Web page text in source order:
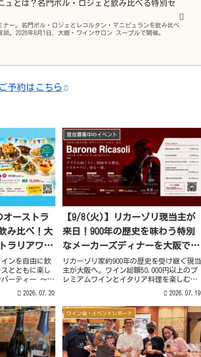
ュとは？名門ポル・ロジェと飲み比べる特別セ
ー。名門ポル・ロジェとレコルタン・マニピュランを飲み比べ
。2026年8月1日、大阪・ワインサロン スープルで開催。
予約はこちら
オーストラ
み比べ！大
ラリアワイ
ンを自由に飲
とともに楽し
ーティー ～大
イベント特別価
一夜です。
2026.07.20
現在募集中のイベント
【9/8(火)】リカーゾリ現当主が
来日！900年の歴史を味わう特別
なメーカーズディナーを大阪で開
催！！
リカーゾリ家約900年の歴史を受け継ぐ現当
主が大阪へ。ワイン総額50,000円以上のプ
レミアムワインとイタリア料理を楽しむ、
2026.07.19
ワイン会・イベントレポート